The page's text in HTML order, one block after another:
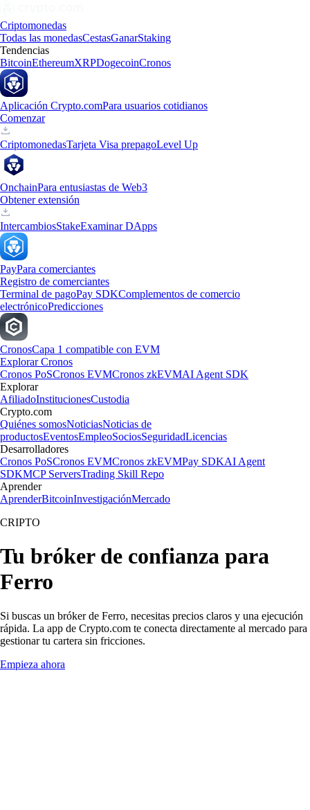
Criptomonedas
Todas las monedasCestasGanarStaking
Tendencias
BitcoinEthereumXRPDogecoinCronos
Aplicación Crypto.comPara usuarios cotidianos
Comenzar
CriptomonedasTarjeta Visa prepagoLevel Up
OnchainPara entusiastas de Web3
Obtener extensión
IntercambiosStakeExaminar DApps
PayPara comerciantes
Registro de comerciantes
Terminal de pagoPay SDKComplementos de comercio
electrónicoPredicciones
CronosCapa 1 compatible con EVM
Explorar Cronos
Cronos PoSCronos EVMCronos zkEVMAI Agent SDK
Explorar
AfiliadoInstitucionesCustodia
Crypto.com
Quiénes somosNoticiasNoticias de
productosEventosEmpleoSociosSeguridadLicencias
Desarrolladores
Cronos PoSCronos EVMCronos zkEVMPay SDKAI Agent
SDKMCP ServersTrading Skill Repo
Aprender
AprenderBitcoinInvestigaciónMercado
CRIPTO
Tu bróker de confianza para
Ferro
Si buscas un bróker de Ferro, necesitas precios claros y una ejecución
rápida. La app de Crypto.com te conecta directamente al mercado para
gestionar tu cartera sin fricciones.
Empieza ahora